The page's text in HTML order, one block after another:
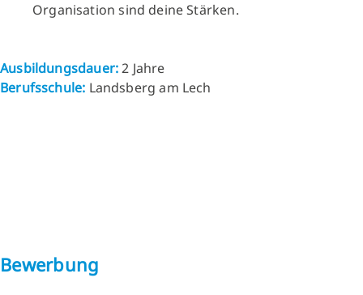
Organisation sind deine Stärken.
Ausbildungsdauer:2 Jahre
Berufsschule: Landsberg am Lech
Bewerbung